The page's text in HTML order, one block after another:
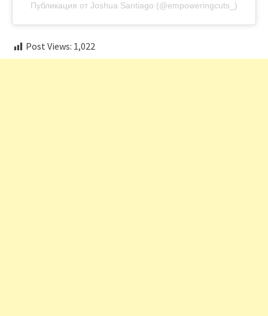
Публикация от Joshua Santiago (@empoweringcuts_)
Post Views: 1,022